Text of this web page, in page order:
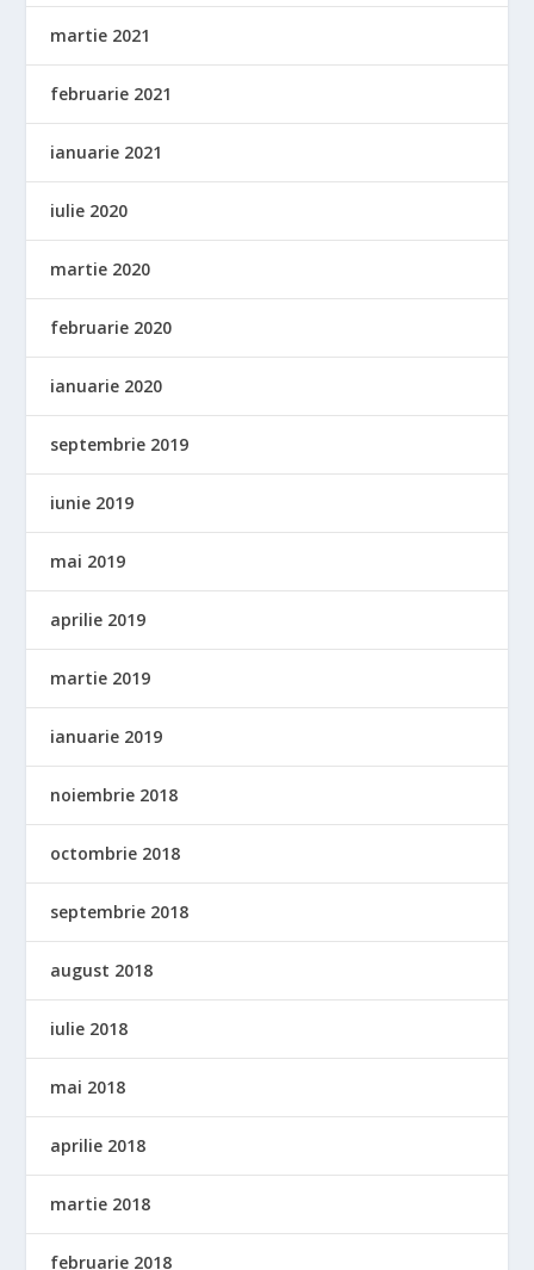
martie 2021
februarie 2021
ianuarie 2021
iulie 2020
martie 2020
februarie 2020
ianuarie 2020
septembrie 2019
iunie 2019
mai 2019
aprilie 2019
martie 2019
ianuarie 2019
noiembrie 2018
octombrie 2018
septembrie 2018
august 2018
iulie 2018
mai 2018
aprilie 2018
martie 2018
februarie 2018